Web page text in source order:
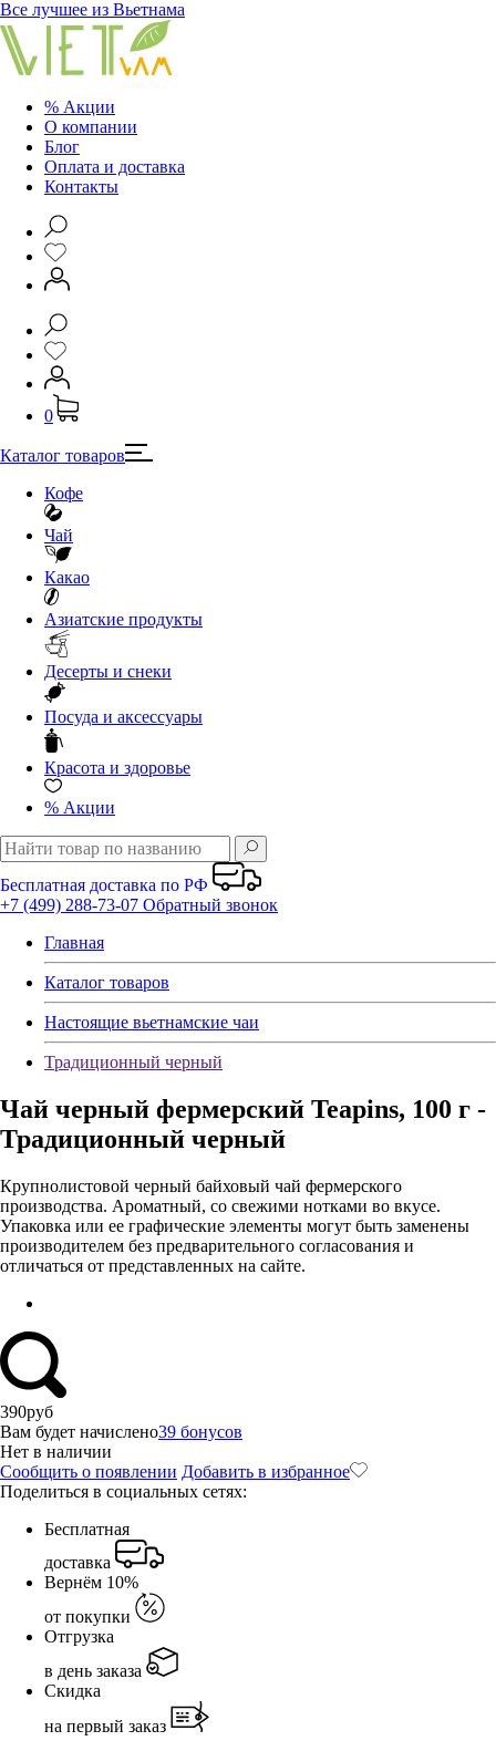
Все лучшее из Вьетнама
% Акции
О компании
Блог
Оплата и доставка
Контакты
0
Каталог товаров
Кофе
Чай
Какао
Азиатские продукты
Десерты и снеки
Посуда и аксессуары
Красота и здоровье
% Акции
Бесплатная доставка по РФ
+7 (499) 288-73-07 Обратный звонок
Главная
Каталог товаров
Настоящие вьетнамские чаи
Традиционный черный
Чай черный фермерский Teapins, 100 г -
Традиционный черный
Крупнолистовой черный байховый чай фермерского
производства. Ароматный, со свежими нотками во вкусе.
Упаковка или ее графические элементы могут быть заменены
производителем без предварительного согласования и
отличаться от представленных на сайте.
390руб
Вам будет начислено39 бонусов
Нет в наличии
Сообщить о появлении Добавить в избранное
Поделиться в социальных сетях:
Бесплатная
доставка
Вернём 10%
от покупки
Отгрузка
в день заказа
Скидка
на первый заказ